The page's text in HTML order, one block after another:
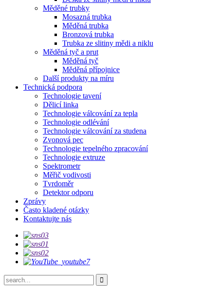
Měděné trubky
Mosazná trubka
Měděná trubka
Bronzová trubka
Trubka ze slitiny mědi a niklu
Měděná tyč a prut
Měděná tyč
Měděná přípojnice
Další produkty na míru
Technická podpora
Technologie tavení
Dělicí linka
Technologie válcování za tepla
Technologie odlévání
Technologie válcování za studena
Zvonová pec
Technologie tepelného zpracování
Technologie extruze
Spektrometr
Měřič vodivosti
Tvrdoměr
Detektor odporu
Zprávy
Často kladené otázky
Kontaktujte nás